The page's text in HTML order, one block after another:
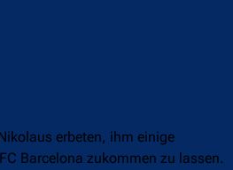
erbeten, ihm einige
Barcelona zukommen zu lassen.